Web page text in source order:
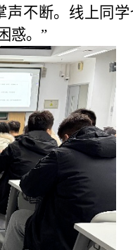
声不断。线上同学
惑。”